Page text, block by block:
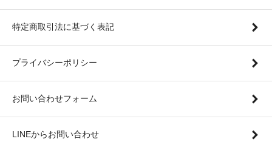
特定商取引法に基づく表記
プライバシーポリシー
お問い合わせフォーム
LINEからお問い合わせ